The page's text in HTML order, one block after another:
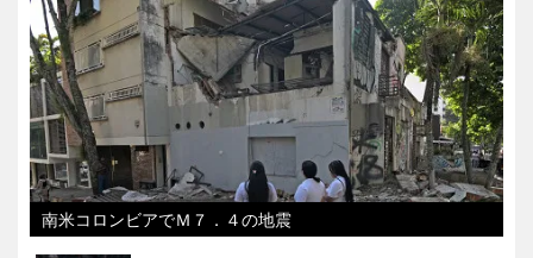
南米コロンビアでＭ７．４の地震